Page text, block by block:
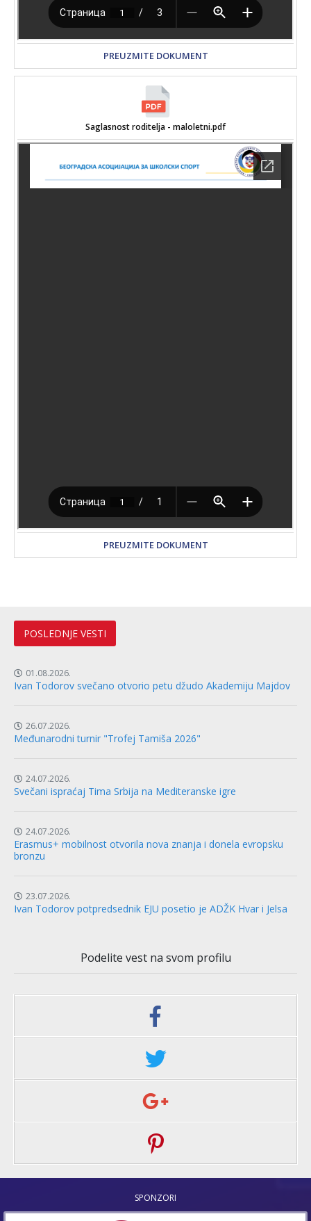
PREUZMITE DOKUMENT
Saglasnost roditelja - maloletni.pdf
PREUZMITE DOKUMENT
POSLEDNJE VESTI
01.08.2026.
Ivan Todorov svečano otvorio petu džudo Akademiju Majdov
26.07.2026.
Međunarodni turnir "Trofej Tamiša 2026"
24.07.2026.
Svečani ispraćaj Tima Srbija na Mediteranske igre
24.07.2026.
Erasmus+ mobilnost otvorila nova znanja i donela evropsku
bronzu
23.07.2026.
Ivan Todorov potpredsednik EJU posetio je ADŽK Hvar i Jelsa
Podelite vest na svom profilu
SPONZORI